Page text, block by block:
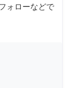
ォローなどで